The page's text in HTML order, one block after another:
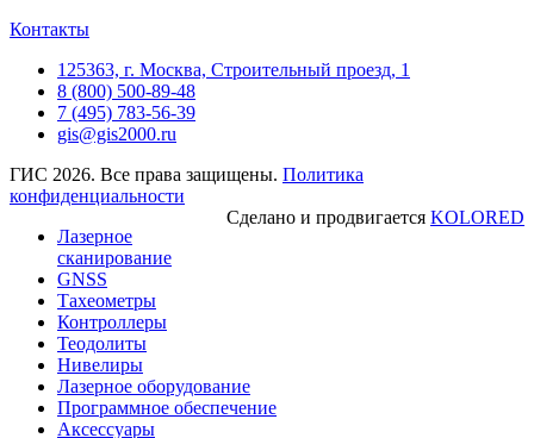
Контакты
125363, г. Москва, Строительный проезд, 1
8 (800) 500-89-48
7 (495) 783-56-39
gis@gis2000.ru
ГИС 2026. Все права защищены. Политика
конфиденциальности
Сделано и продвигается KOLORED
Лазерное
сканирование
GNSS
Тахеометры
Контроллеры
Теодолиты
Нивелиры
Лазерное оборудование
Программное обеспечение
Аксессуары